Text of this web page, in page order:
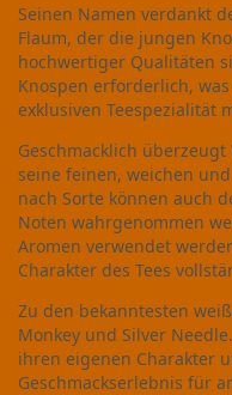
Seinen Namen verdankt
Flaum, der die jungen
hochwertiger Qualitäten
Knospen erforderlich,
exklusiven Teespezialität
Geschmacklich
seine feinen, weichen
nach Sorte können auch
Noten wahrgenommen
Aromen verwendet
Charakter des Tees
Zu den bekanntesten
Monkey und Silver
ihren eigenen Charakter
Geschmackserlebnis für